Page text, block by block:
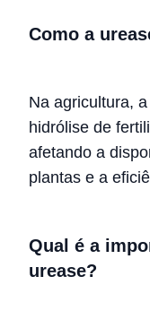
Como a
Na agricultura,
hidrólise de
afetando a
plantas e a
Qual é a
urease?